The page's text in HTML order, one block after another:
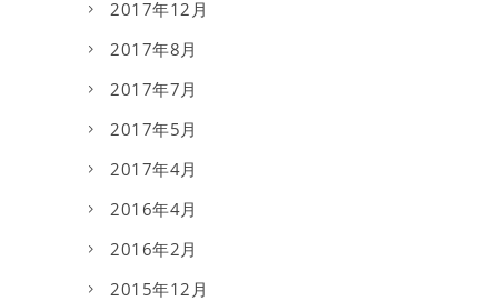
2017年12月
2017年8月
2017年7月
2017年5月
2017年4月
2016年4月
2016年2月
2015年12月